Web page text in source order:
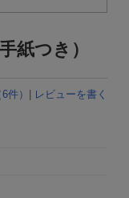
紙つき）
6件） | レビューを書く